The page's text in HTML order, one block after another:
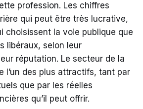
profession. Les chiffres
qui peut être très lucrative,
choisissent la voie publique que
libéraux, selon leur
réputation. Le secteur de la
l’un des plus attractifs, tant par
que par les réelles
qu’il peut offrir.